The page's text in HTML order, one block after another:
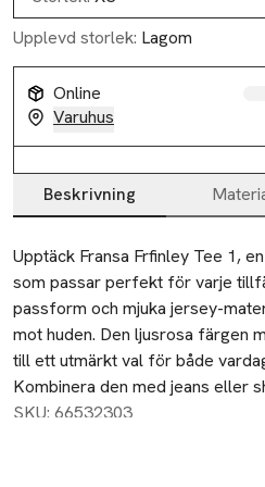
Upplevd storlek: Lagom
Online
Varuhus
Beskrivning
Beskrivning
Upptäck Fransa Frfinley Tee 1,
som passar perfekt för varje
passform och mjuka jersey-
mot huden. Den ljusrosa färgen
till ett utmärkt val för både
Kombinera den med jeans eller
look. Gör din garderob komplett
SKU: 66532303